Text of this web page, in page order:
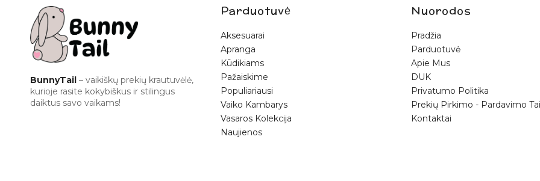
BunnyTail – vaikiškų prekių krautuvėlė,
kurioje rasite kokybiškus ir stilingus
daiktus savo vaikams!
Parduotuvė
Aksesuarai
Apranga
Kūdikiams
Pažaiskime
Populiariausi
Vaiko Kambarys
Vasaros Kolekcija
Naujienos
Nuorodos
Pradžia
Parduotuvė
Apie Mus
DUK
Privatumo Politika
Prekių Pirkimo - Pardavimo
Kontaktai